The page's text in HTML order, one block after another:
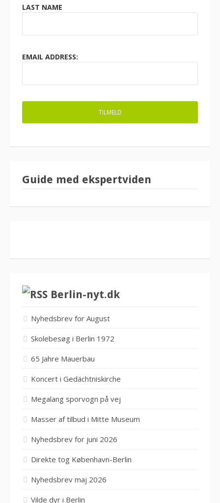
LAST NAME
EMAIL ADDRESS:
Guide med ekspertviden
Berlin-nyt.dk
Nyhedsbrev for August
Skolebesøg i Berlin 1972
65 Jahre Mauerbau
Koncert i Gedächtniskirche
Megalang sporvogn på vej
Masser af tilbud i Mitte Museum
Nyhedsbrev for juni 2026
Direkte tog København-Berlin
Nyhedsbrev maj 2026
Vilde dyr i Berlin